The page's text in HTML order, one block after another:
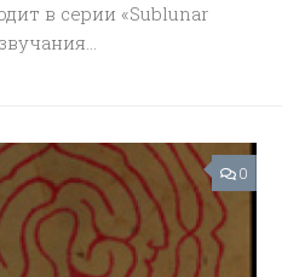
в серии «Sublunar
0